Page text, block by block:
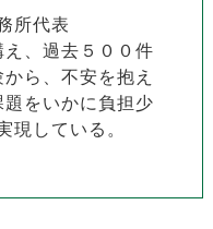
所代表
、過去５００件
ら、不安を抱え
をいかに負担少
現している。